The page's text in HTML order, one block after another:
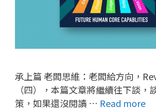
承上篇 老闆思維：老闆給方向，
（四），本篇文章將繼續往下談，
策，如果還沒閱讀 … Read more